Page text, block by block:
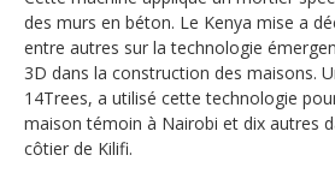
des murs en béton. Le Kenya mise a
entre autres sur la technologie
3D dans la construction des maisons.
14Trees, a utilisé cette technologie
maison témoin à Nairobi et dix autres
côtier de Kilifi.